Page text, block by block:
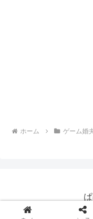
ホーム ゲーム婚
©